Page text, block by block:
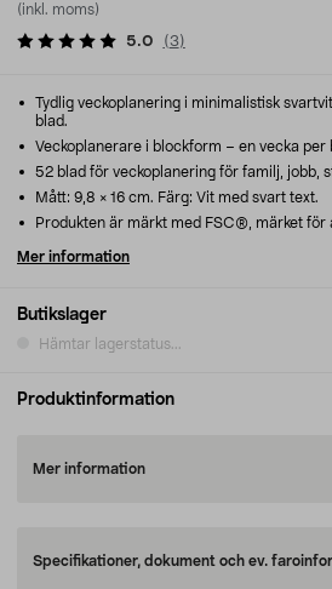
(inkl. moms)
5.0 (3)
Butikslager
Hämtar lagerstatus...
Tydlig veckoplanering i minimalistisk
blad.
Veckoplanerare i blockform – en vecka
52 blad för veckoplanering för familj, jobb,
Mått: 9,8 × 16 cm. Färg: Vit med svart text.
Produkten är märkt med FSC®, märket för
Mer information
Produktinformation
Mer information
Specifikationer, dokument och ev.